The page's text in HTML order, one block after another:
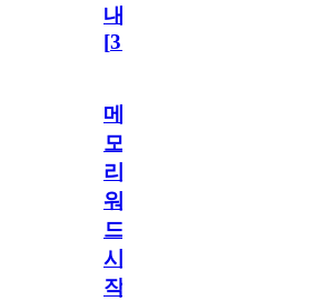
내
[31
메
모
리
워
드
시
작